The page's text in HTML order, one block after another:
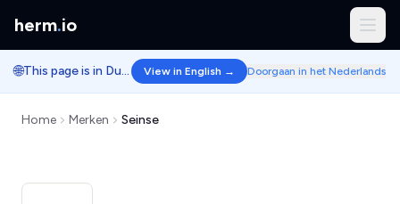
herm.io
🌐 This page is in Dutch. View in English → Doorgaan in het Nederlands
Home Merken Seinse